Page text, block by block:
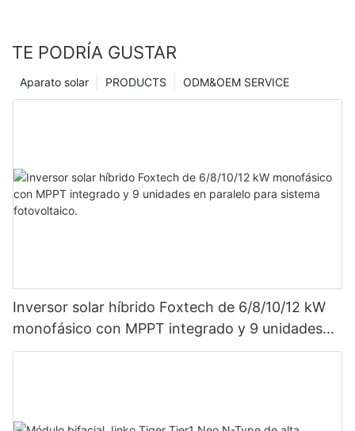
TE PODRÍA GUSTAR
ODM&OEM SERVICE
PRODUCTS
Aparato solar
Inversor solar híbrido Foxtech de 6/8/10/12 kW
monofásico con MPPT integrado y 9 unidades
en paralelo para sistema fotovoltaico.